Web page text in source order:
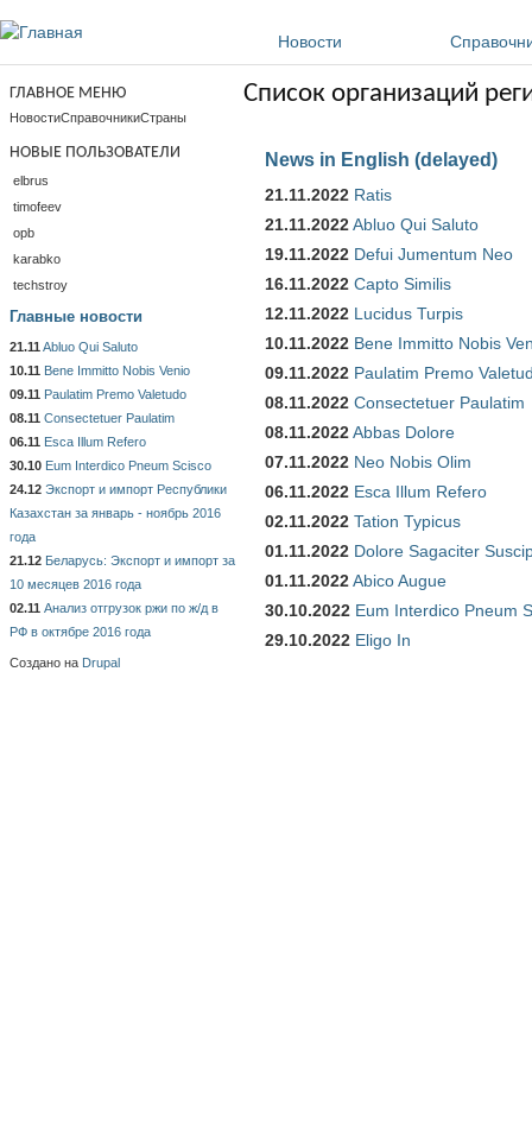
Новости
Список организаций
News in English (delayed)
21.11.2022 Ratis
21.11.2022Abluo Qui Saluto
19.11.2022 Defui Jumentum Neo
16.11.2022 Capto Similis
12.11.2022 Lucidus Turpis
10.11.2022 Bene Immitto Nobis
09.11.2022 Paulatim Premo
08.11.2022 Consectetuer Paulatim
08.11.2022Abbas Dolore
07.11.2022 Neo Nobis Olim
06.11.2022 Esca Illum Refero
02.11.2022 Tation Typicus
01.11.2022 Dolore Sagaciter
01.11.2022Abico Augue
30.10.2022 Eum Interdico Pneum
29.10.2022 Eligo In
ГЛАВНОЕ МЕНЮ
НовостиСправочникиСтраны
НОВЫЕ ПОЛЬЗОВАТЕЛИ
elbrus
timofeev
opb
karabko
techstroy
Главные новости
21.11 Abluo Qui Saluto
10.11 Bene Immitto Nobis Venio
09.11 Paulatim Premo Valetudo
08.11 Consectetuer Paulatim
06.11 Esca Illum Refero
30.10 Eum Interdico Pneum Scisco
24.12 Экспорт и импорт Республики
Казахстан за январь - ноябрь 2016
года
21.12 Беларусь: Экспорт и импорт за
10 месяцев 2016 года
02.11 Анализ отгрузок ржи по ж/д в
РФ в октябре 2016 года
Создано на Drupal